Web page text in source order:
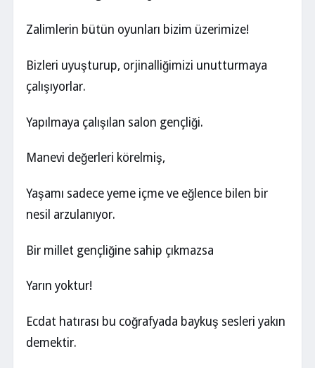
Zalimlerin bütün oyunları bizim üzerimize!
Bizleri uyuşturup, orjinalliğimizi unutturmaya
çalışıyorlar.
Yapılmaya çalışılan salon gençliği.
Manevi değerleri körelmiş,
Yaşamı sadece yeme içme ve eğlence bilen bir
nesil arzulanıyor.
Bir millet gençliğine sahip çıkmazsa
Yarın yoktur!
Ecdat hatırası bu coğrafyada baykuş sesleri yakın
demektir.